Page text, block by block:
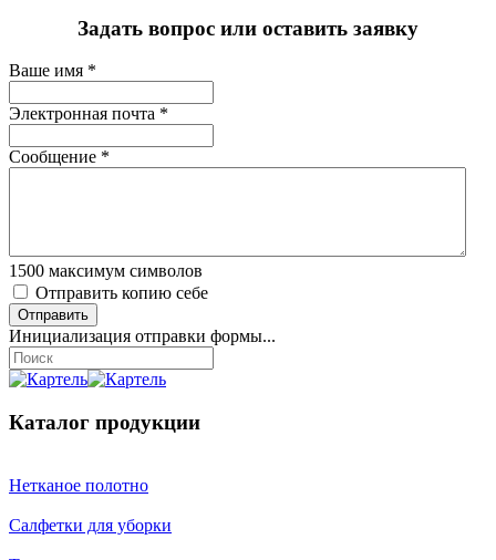
Задать вопрос или оставить заявку
Ваше имя *
Электронная почта *
Сообщение *
1500 максимум символов
Отправить копию себе
Отправить
Инициализация отправки формы...
Каталог продукции
Нетканое полотно
Салфетки для уборки